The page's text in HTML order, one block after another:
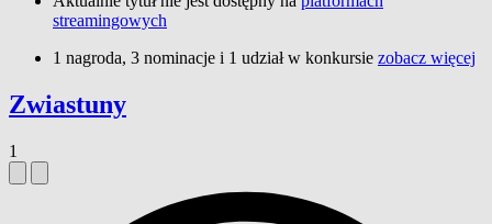
streamingowych
1 nagroda, 3 nominacje i 1 udział w konkursie zobacz więcej
Zwiastuny
1